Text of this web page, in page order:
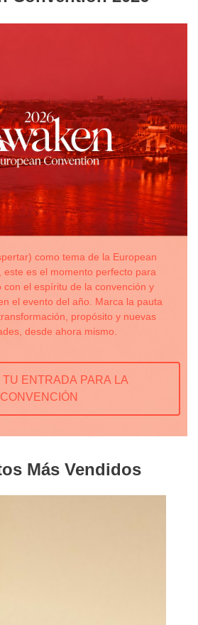
como tema de la European
este es el momento perfecto para
con el espíritu de la convención y
el evento del año. Marca la pauta
propósito y nuevas
desde ahora mismo.
TU ENTRADA PARA LA
CONVENCIÓN
Más Vendidos